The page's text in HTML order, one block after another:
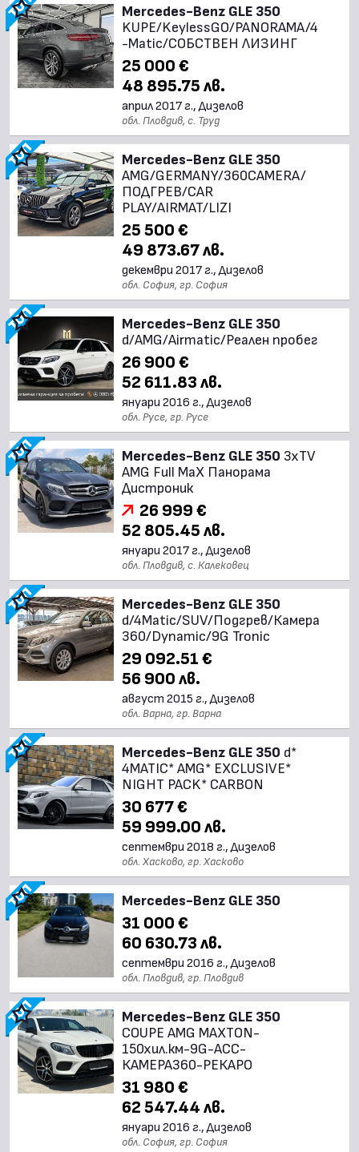
Mercedes-Benz GLE 350
KUPE/KeylessGO/PANORAMA/4
-Matic/СОБСТВЕН ЛИЗИНГ
25 000 €
48 895.75 лв.
април 2017 г., Дизелов
обл. Пловдив, с. Труд
Mercedes-Benz GLE 350
AMG/GERMANY/360CAMERA/
ПОДГРЕВ/CAR
PLAY/AIRMAT/LIZI
25 500 €
49 873.67 лв.
декември 2017 г., Дизелов
обл. София, гр. София
Mercedes-Benz GLE 350
d/AMG/Airmatic/Реален пробег
26 900 €
52 611.83 лв.
януари 2016 г., Дизелов
обл. Русе, гр. Русе
Mercedes-Benz GLE 350 3xTV
AMG Full MaX Панорама
Дистроник
26 999 €
52 805.45 лв.
януари 2017 г., Дизелов
обл. Пловдив, с. Калековец
Mercedes-Benz GLE 350
d/4Matic/SUV/Подгрев/Камера
360/Dynamic/9G Tronic
29 092.51 €
56 900 лв.
август 2015 г., Дизелов
обл. Варна, гр. Варна
Mercedes-Benz GLE 350 d*
4MATIC* AMG* EXCLUSIVE*
NIGHT PACK* CARBON
30 677 €
59 999.00 лв.
септември 2018 г., Дизелов
обл. Хасково, гр. Хасково
Mercedes-Benz GLE 350
31 000 €
60 630.73 лв.
септември 2016 г., Дизелов
обл. Пловдив, гр. Пловдив
Mercedes-Benz GLE 350
COUPE AMG MAXTON-
150хил.км-9G-ACC-
КАМЕРА360-РЕКАРО
31 980 €
62 547.44 лв.
януари 2016 г., Дизелов
обл. София, гр. София